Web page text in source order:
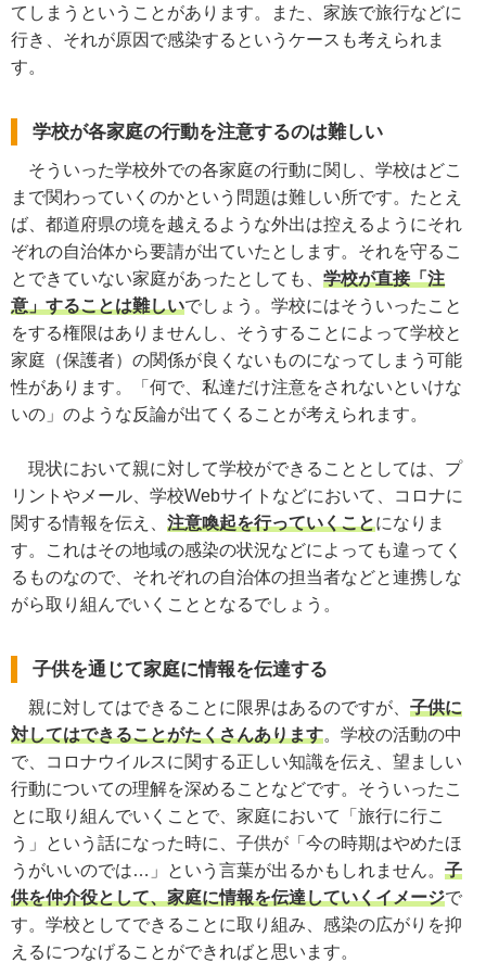
てしまうということがあります。また、家族で旅行などに
行き、それが原因で感染するというケースも考えられま
す。
学校が各家庭の行動を注意するのは難しい
そういった学校外での各家庭の行動に関し、学校はどこ
まで関わっていくのかという問題は難しい所です。たとえ
ば、都道府県の境を越えるような外出は控えるようにそれ
ぞれの自治体から要請が出ていたとします。それを守るこ
とできていない家庭があったとしても、 学校が直接「注
意」することは難しいでしょう。学校にはそういったこと
をする権限はありませんし、そうすることによって学校と
家庭（保護者）の関係が良くないものになってしまう可能
性があります。「何で、私達だけ注意をされないといけな
いの」のような反論が出てくることが考えられます。
現状において親に対して学校ができることとしては、プ
リントやメール、学校Webサイトなどにおいて、コロナに
関する情報を伝え、 注意喚起を行っていくことになりま
す。これはその地域の感染の状況などによっても違ってく
るものなので、それぞれの自治体の担当者などと連携しな
がら取り組んでいくこととなるでしょう。
子供を通じて家庭に情報を伝達する
親に対してはできることに限界はあるのですが、 子供に
対してはできることがたくさんあります。学校の活動の中
で、コロナウイルスに関する正しい知識を伝え、望ましい
行動についての理解を深めることなどです。そういったこ
とに取り組んでいくことで、家庭において「旅行に行こ
う」という話になった時に、子供が「今の時期はやめたほ
うがいいのでは…」という言葉が出るかもしれません。 子
供を仲介役として、家庭に情報を伝達していくイメージで
す。学校としてできることに取り組み、感染の広がりを抑
えるにつなげることができればと思います。